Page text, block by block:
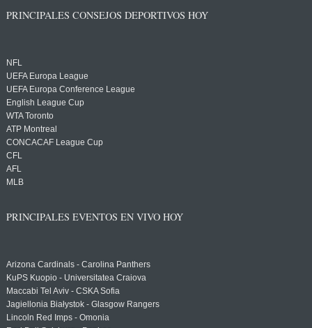
PRINCIPALES CONSEJOS DEPORTIVOS HOY
NFL
UEFA Europa League
UEFA Europa Conference League
English League Cup
WTA Toronto
ATP Montreal
CONCACAF League Cup
CFL
AFL
MLB
PRINCIPALES EVENTOS EN VIVO HOY
Arizona Cardinals - Carolina Panthers
KuPS Kuopio - Universitatea Craiova
Maccabi Tel Aviv - CSKA Sofia
Jagiellonia Białystok - Glasgow Rangers
Lincoln Red Imps - Omonia